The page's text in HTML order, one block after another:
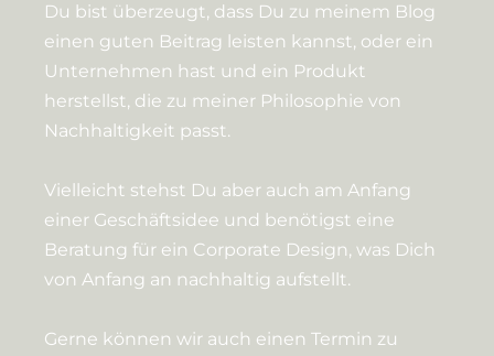
Du bist überzeugt, dass Du zu meinem Blog
einen guten Beitrag leisten kannst, oder ein
Unternehmen hast und ein Produkt
herstellst, die zu meiner Philosophie von
Nachhaltigkeit passt.
Vielleicht stehst Du aber auch am Anfang
einer Geschäftsidee und benötigst eine
Beratung für ein Corporate Design, was Dich
von Anfang an nachhaltig aufstellt.
Gerne können wir auch einen Termin zu